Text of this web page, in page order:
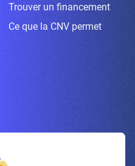
Trouver un financement
Ce que la CNV permet